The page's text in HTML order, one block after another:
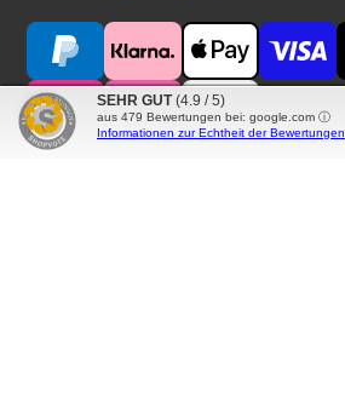
Versand mit
SEHR GUT (4.9 / 5)
aus 479 Bewertungen bei: google.com ⓘ
Informationen zur Echtheit der Bewertungen